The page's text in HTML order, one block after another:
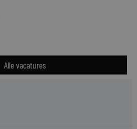
Alle vacatures